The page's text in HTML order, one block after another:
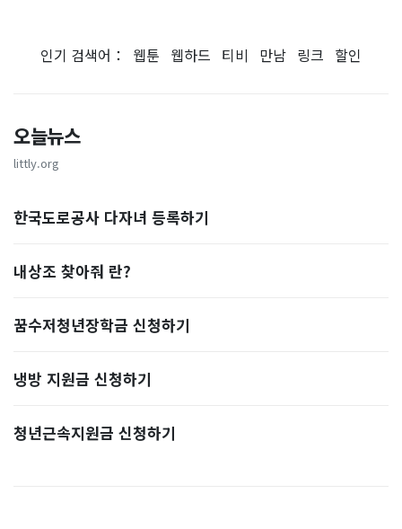
인기 검색어： 웹툰 웹하드 티비 만남 링크 할인
오늘뉴스
littly.org
한국도로공사 다자녀 등록하기
내상조 찾아줘 란?
꿈수저청년장학금 신청하기
냉방 지원금 신청하기
청년근속지원금 신청하기